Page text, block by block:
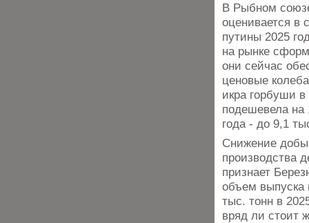
В Рыбном
оценивается в
путины 2025
на рынке
они сейчас
ценовые
икра горбуши
подешевела на
года - до 9,1
Снижение
производства
признает
объем выпуска
тыс. тонн в
вряд ли стоит